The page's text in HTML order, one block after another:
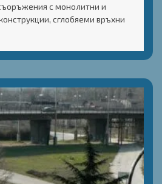
с монолитни и
сглобяеми връхни